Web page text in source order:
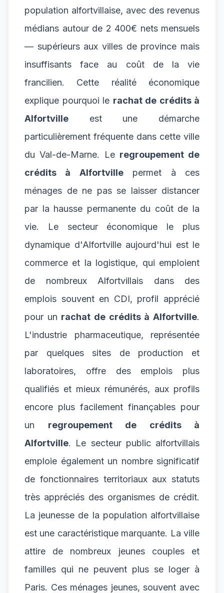
population alfortvillaise, avec des revenus
médians autour de 2 400€ nets mensuels
— supérieurs aux villes de province mais
insuffisants face au coût de la vie
francilien. Cette réalité économique
explique pourquoi le rachat de crédits à
Alfortville est une démarche
particulièrement fréquente dans cette ville
du Val-de-Marne. Le regroupement de
crédits à Alfortvillepermet à ces
ménages de ne pas se laisser distancer
par la hausse permanente du coût de la
vie. Le secteur économique le plus
dynamique d'Alfortville aujourd'hui est le
commerce et la logistique, qui emploient
de nombreux Alfortvillais dans des
emplois souvent en CDI, profil apprécié
pour un rachat de crédits à Alfortville.
L'industrie pharmaceutique, représentée
par quelques sites de production et
laboratoires, offre des emplois plus
qualifiés et mieux rémunérés, aux profils
encore plus facilement finançables pour
un regroupement de crédits à
Alfortville. Le secteur public alfortvillais
emploie également un nombre significatif
de fonctionnaires territoriaux aux statuts
très appréciés des organismes de crédit.
La jeunesse de la population alfortvillaise
est une caractéristique marquante. La ville
attire de nombreux jeunes couples et
familles qui ne peuvent plus se loger à
Paris. Ces ménages jeunes, souvent avec